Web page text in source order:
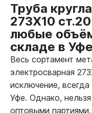
Труба
273Х10
любые
складе в Уфе
Весь сортамент
электросварная
исключение,
Уфе. Однако,
оптовыми